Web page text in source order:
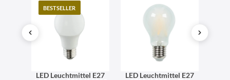
BESTSELLER
LED Leuchtmittel E27
LED Leuchtmittel E27